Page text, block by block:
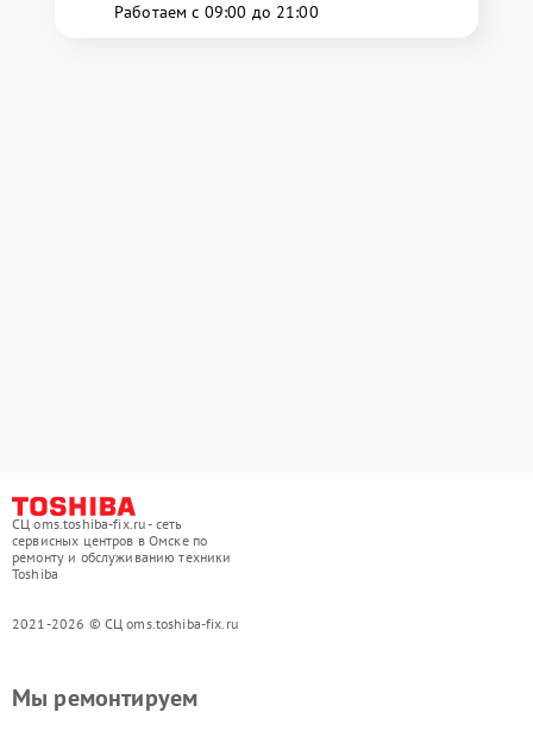
Работаем с 09:00 до 21:00
СЦ oms.toshiba-fix.ru - сеть
сервисных центров в Омске по
ремонту и обслуживанию техники
Toshiba
2021-2026 © СЦ oms.toshiba-fix.ru
Мы ремонтируем